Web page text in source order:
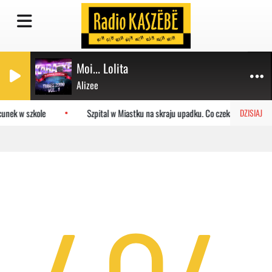
Moi... Lolita
Alizee
DZISIAJ
w szkole Szpital w Miastku na skraju upadku. Co czeka placówkę?